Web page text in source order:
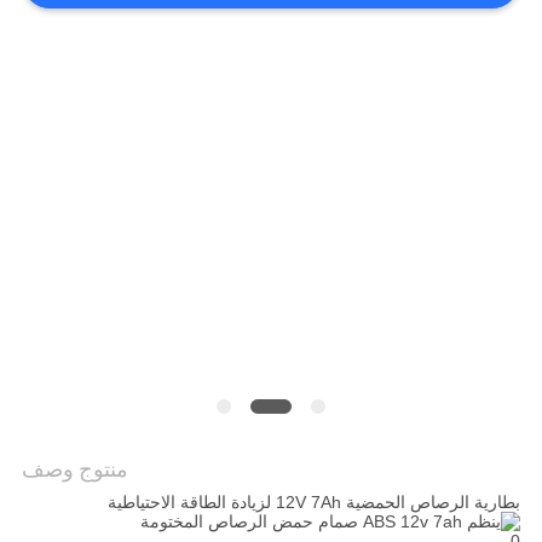
خريطة
منتوج وصف
بطارية الرصاص الحمضية 12V 7Ah لزيادة الطاقة الاحتياطية